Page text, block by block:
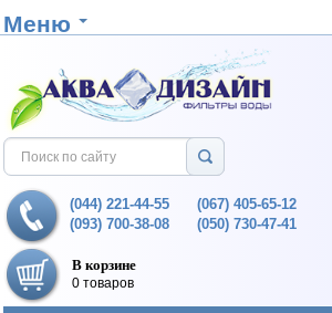
Меню
(044) 221-44-55
(093) 700-38-08
(067) 405-65-12
(050) 730-47-41
В корзине
0 товаров